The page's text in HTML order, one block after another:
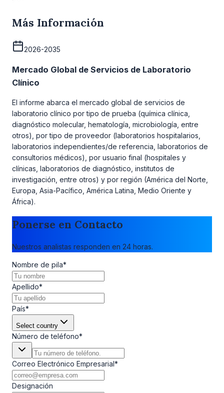
Más Información
2026-2035
Mercado Global de Servicios de Laboratorio
Clínico
El informe abarca el mercado global de servicios de
laboratorio clínico por tipo de prueba (química clínica,
diagnóstico molecular, hematología, microbiología, entre
otros), por tipo de proveedor (laboratorios hospitalarios,
laboratorios independientes/de referencia, laboratorios de
consultorios médicos), por usuario final (hospitales y
clínicas, laboratorios de diagnóstico, institutos de
investigación, entre otros) y por región (América del Norte,
Europa, Asia-Pacífico, América Latina, Medio Oriente y
África).
Ponerse en Contacto
Nuestros analistas responden en 24 horas.
Nombre de pila*
Apellido*
País*
Select country
Número de teléfono*
Correo Electrónico Empresarial*
Designación